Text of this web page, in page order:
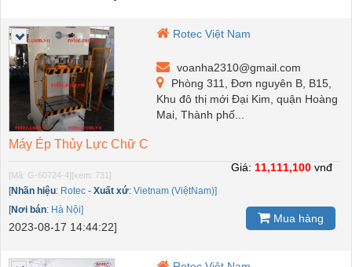
Rotec Việt Nam
voanha2310@gmail.com
Phòng 311, Đơn nguyên B, B15,
Khu đô thị mới Đại Kim, quận Hoàng
Mai, Thành phố...
Máy Ép Thủy Lực Chữ C
[Mã: G-60724-4] [xem: 731]
[Nhãn hiệu: Rotec - Xuất xứ: Vietnam (ViệtNam)]
[Nơi bán: Hà Nội]
2023-08-17 14:44:22]
Giá: 11,111,100 vnđ
Mua hàng